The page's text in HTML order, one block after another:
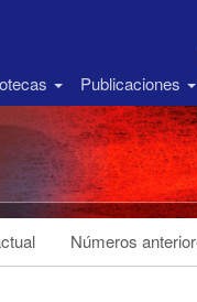
Publicaciones
Números